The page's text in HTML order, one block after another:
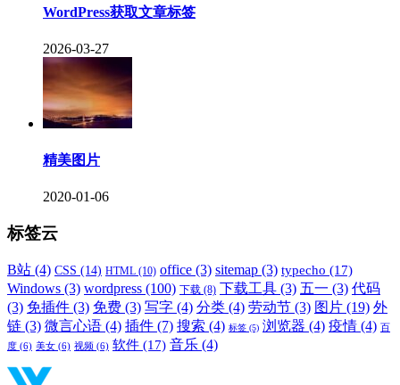
WordPress获取文章标签
2026-03-27
精美图片
2020-01-06
标签云
B站 (4) CSS (14) HTML (10) office (3) sitemap (3) typecho (17)
Windows (3) wordpress (100) 下载 (8) 下载工具 (3) 五一 (3) 代码
(3) 免插件 (3) 免费 (3) 写字 (4) 分类 (4) 劳动节 (3) 图片 (19) 外
链 (3) 微言心语 (4) 插件 (7) 搜索 (4) 标签 (5) 浏览器 (4) 疫情 (4) 百
度 (6) 美女 (6) 视频 (6) 软件 (17) 音乐 (4)